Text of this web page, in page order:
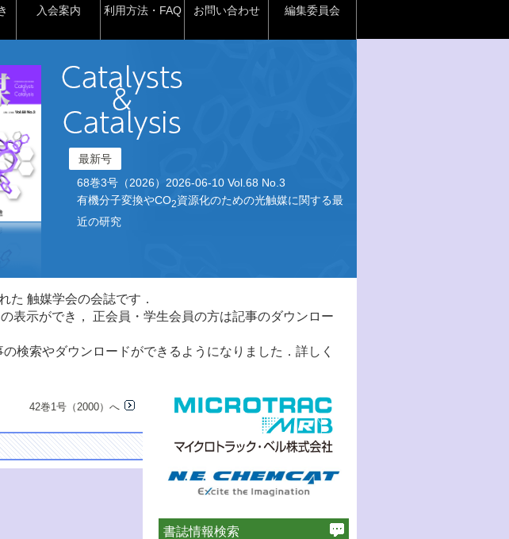
入会案内 利用方法・FAQ お問い合わせ 編集委員会
最新号
68巻3号（2026）2026-06-10 Vol.68 No.3
有機分子変換やCO2資源化のための光触媒に関する最
近の研究
た 触媒学会の会誌です．
表示ができ， 正会員・学生会員の方は記事のダウンロー
検索やダウンロードができるようになりました．詳しく
42巻1号（2000）へ
書誌情報検索